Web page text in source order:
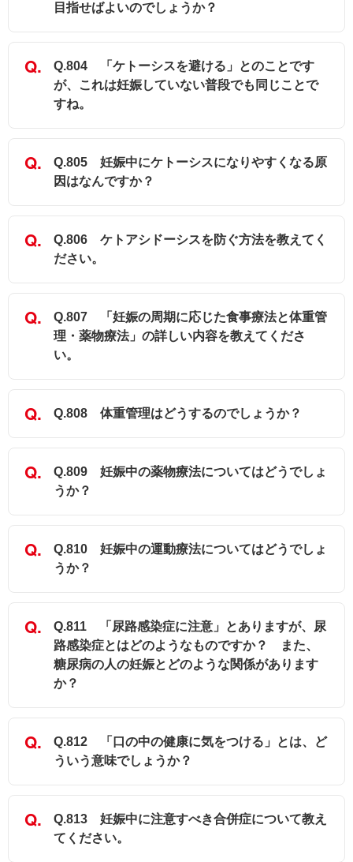
目指せばよいのでしょうか？
Q.804 「ケトーシスを避ける」とのことです
が、これは妊娠していない普段でも同じことで
すね。
Q.805 妊娠中にケトーシスになりやすくなる原
因はなんですか？
Q.806 ケトアシドーシスを防ぐ方法を教えてく
ださい。
Q.807 「妊娠の周期に応じた食事療法と体重管
理・薬物療法」の詳しい内容を教えてくださ
い。
Q.808 体重管理はどうするのでしょうか？
Q.809 妊娠中の薬物療法についてはどうでしょ
うか？
Q.810 妊娠中の運動療法についてはどうでしょ
うか？
Q.811 「尿路感染症に注意」とありますが、尿
路感染症とはどのようなものですか？ また、
糖尿病の人の妊娠とどのような関係があります
か？
Q.812 「口の中の健康に気をつける」とは、ど
ういう意味でしょうか？
Q.813 妊娠中に注意すべき合併症について教え
てください。